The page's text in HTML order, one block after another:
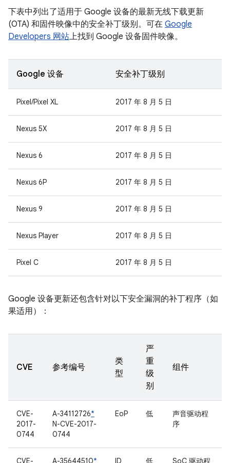
下表中列出了适用于 Google 设备的最新无线下载更新
(OTA) 和固件映像中的安全补丁级别。可在 Google
Developers 网站上找到 Google 设备固件映像。
Google 设备 安全补丁级别
Pixel/Pixel XL 2017 年 8 月 5 日
Nexus 5X 2017 年 8 月 5 日
Nexus 6 2017 年 8 月 5 日
Nexus 6P 2017 年 8 月 5 日
Nexus 9 2017 年 8 月 5 日
Nexus Player 2017 年 8 月 5 日
Pixel C 2017 年 8 月 5 日
Google 设备更新还包含针对以下安全漏洞的补丁程序（如
果适用）：
CVE 参考编号
类
型
严
重
级
别
组件
CVE-
2017-
0744
A-34112726*
N-CVE-2017-
0744
EoP 低
声音驱动程
序
CVE-
A-35644510*
ID 低
SoC 驱动程